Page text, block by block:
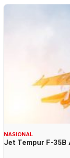
NASIONAL
Jet Tempur F-